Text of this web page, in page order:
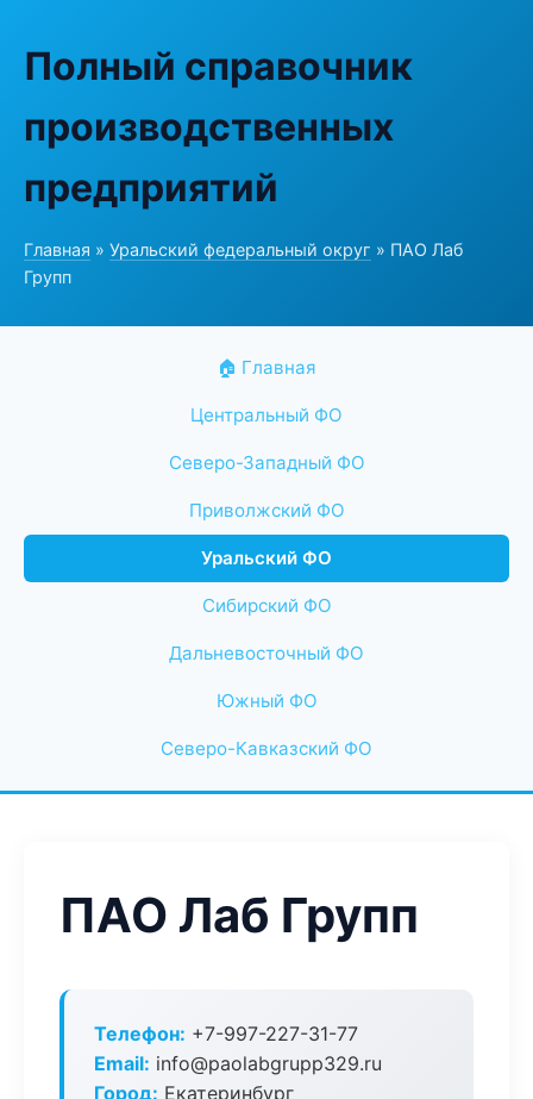
Полный справочник
производственных
предприятий
Главная » Уральский федеральный округ » ПАО Лаб
Групп
🏠 Главная
Центральный ФО
Северо-Западный ФО
Приволжский ФО
Уральский ФО
Сибирский ФО
Дальневосточный ФО
Южный ФО
Северо-Кавказский ФО
ПАО Лаб Групп
Телефон: +7-997-227-31-77
Email: info@paolabgrupp329.ru
Город: Екатеринбург